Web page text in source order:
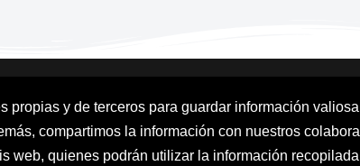
propias y de terceros para guardar información
compartimos la información con nuestros
web, quienes podrán utilizar la información
Aviso Legal